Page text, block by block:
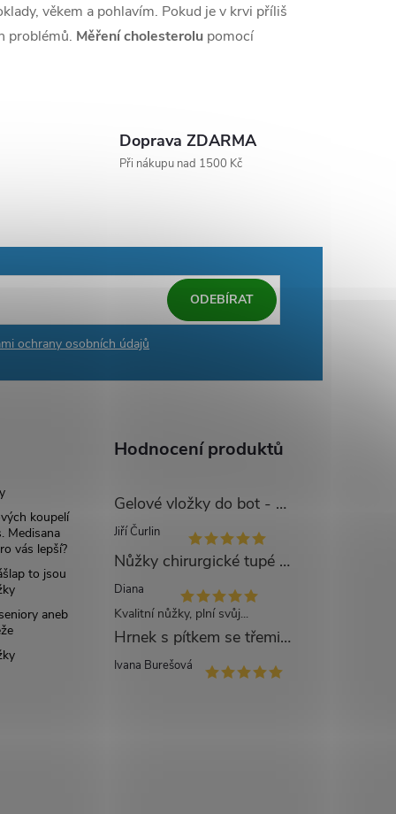
věkem a pohlavím. Pokud je v krvi příliš
problémů. Měření cholesterolu pomocí
Doprava ZDARMA
Při nákupu nad 1500 Kč
ochrany osobních údajů
ODEBÍRAT
koupelí
Medisana
vás lepší?
to jsou
aneb
Hodnocení produktů
Gelové vložky do bot - UNI
Jiří Čurlin
Nůžky chirurgické tupé zahnuté - 14 cm
Diana
Kvalitní nůžky, plní svůj...
Hrnek s pítkem se třemi víčky mléčný - 250 ml
Ivana Burešová